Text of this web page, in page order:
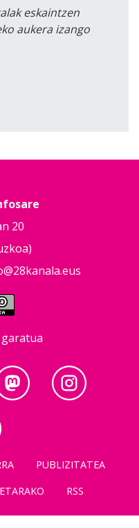
eskaintzen
aukera izango
20
PUBLIZITATEA
RSS